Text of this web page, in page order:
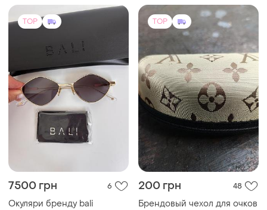
TOP
7500 грн 6
Окуляри бренду bali
TOP
200 грн 48
Брендовый чехол для очков